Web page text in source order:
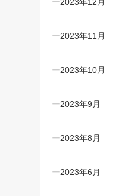
2023年11月
2023年10月
2023年9月
2023年8月
2023年6月